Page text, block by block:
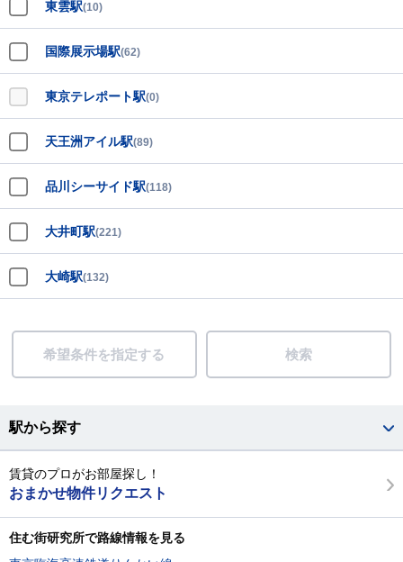
東雲駅(10)
国際展示場駅(62)
東京テレポート駅(0)
天王洲アイル駅(89)
品川シーサイド駅(118)
大井町駅(221)
大崎駅(132)
希望条件を指定する 検索
駅から探す
賃貸のプロがお部屋探し！
おまかせ物件リクエスト
住む街研究所で路線情報を見る